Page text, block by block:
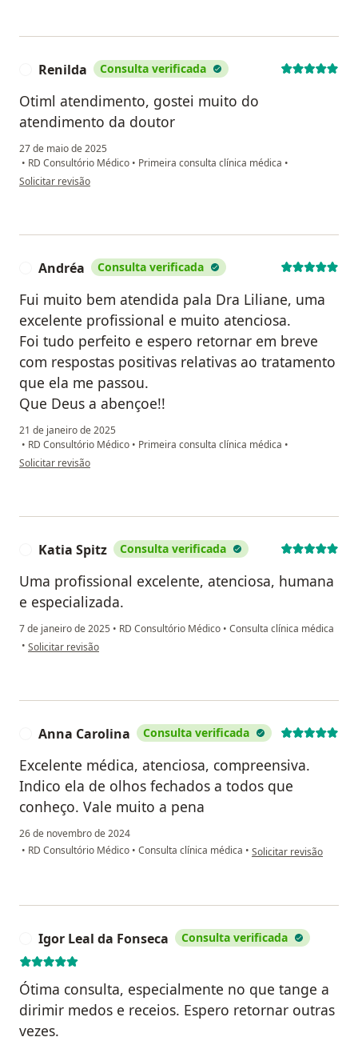
Renilda Consulta verificada
Otiml atendimento, gostei muito do
atendimento da doutor
27 de maio de 2025
• RD Consultório Médico • Primeira consulta clínica médica •
na opinião do utilizador Renilda
Solicitar revisão
Andréa Consulta verificada
Fui muito bem atendida pala Dra Liliane, uma
excelente profissional e muito atenciosa.
Foi tudo perfeito e espero retornar em breve
com respostas positivas relativas ao tratamento
que ela me passou.
Que Deus a abençoe!!
21 de janeiro de 2025
• RD Consultório Médico • Primeira consulta clínica médica •
na opinião do utilizador Andréa
Solicitar revisão
Katia Spitz Consulta verificada
Uma profissional excelente, atenciosa, humana
e especializada.
7 de janeiro de 2025 • RD Consultório Médico • Consulta clínica médica
• na opinião do utilizador Katia Spitz
Solicitar revisão
Anna Carolina Consulta verificada
Excelente médica, atenciosa, compreensiva.
Indico ela de olhos fechados a todos que
conheço. Vale muito a pena
26 de novembro de 2024
• RD Consultório Médico • Consulta clínica médica • na opinião do utilizador
Solicitar revisão
Igor Leal da Fonseca Consulta verificada
Ótima consulta, especialmente no que tange a
dirimir medos e receios. Espero retornar outras
vezes.